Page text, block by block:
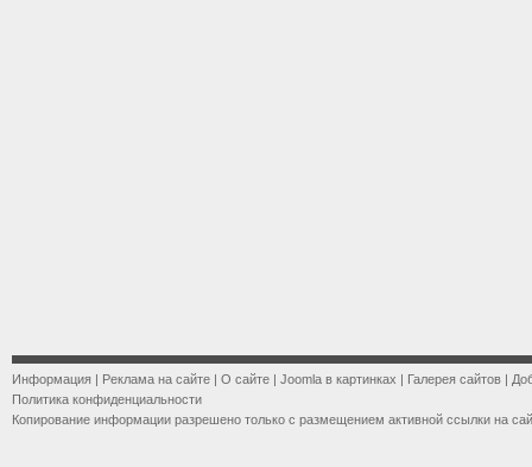
Информация | Реклама на сайте | О сайте | Joomla в картинках | Галерея сайтов |
Политика конфиденциальности
Копирование информации разрешено только с размещением активной ссылки на